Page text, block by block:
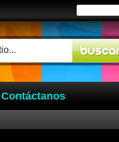
Contáctanos